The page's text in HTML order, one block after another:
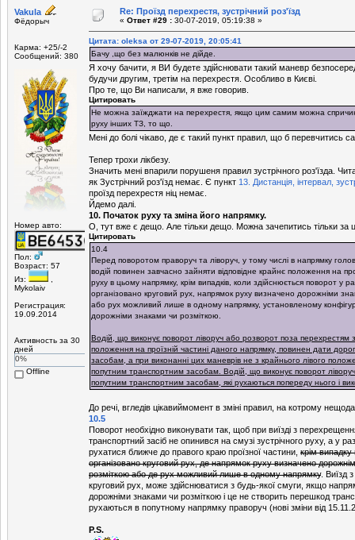
Vakula
Фёдорыч
Карма: +25/-2
Сообщений: 380
Номер авто:
Пол:
Возраст: 57
Из:
,
Mykolaiv
Регистрация:
19.09.2014
Активность за 30
дней
0%
Offline
Re: Проїзд перехрестя, зустрічний роз'їзд
« Ответ #29 : 30-07-2019, 05:19:38 »
Цитата: oleksa от 29-07-2019, 20:05:41
Бачу ,що без малюнків не дійде.
Я хочу бачити, я ВИ будете здійснювати такий маневр
будучи другим, третім на перехрестя. Особливо в Києві.
Про те, що Ви написали, я вже говорив.
Цитировать
Не можна заїжджати на перехрестя, якщо цим самим можна
руху інших ТЗ, то що.
Мені до болі чікаво, де є такий пункт правил, що б перевчитись
Тепер трохи лікбезу.
Значить мені впарили порушеня правил зустрічного роз'їзда.
як Зустрічний роз'їзд немає. Є пункт 13. Дистанція, інтервал,
проїзд перехрестя ніц немає.
Йдемо далі.
10. Початок руху та зміна його напрямку.
О, тут вже є дещо. Але тільки дещо. Можна зачепитись тільки за
Цитировать
10.4
Перед поворотом праворуч та ліворуч, у тому числі в напрямку
водій повинен завчасно зайняти відповідне крайнє положення на
руху в цьому напрямку, крім випадків, коли здійснюється поворот у
організовано круговий рух, напрямок руху визначено дорожніми
або рух можливий лише в одному напрямку, установленому
дорожніми знаками чи розміткою.
Водій, що виконує поворот ліворуч або розворот поза перехрестям з
положення на проїзній частині даного напрямку, повинен дати
засобам, а при виконанні цих маневрів не з крайнього лівого
попутним транспортним засобам. Водій, що виконує поворот
попутним транспортним засобам, які рухаються попереду нього і
До речі, вгледів цікавиймомент в зміні правил, на котрому
10.5
Поворот необхідно виконувати так, щоб при виїзді з
транспортний засіб не опинився на смузі зустрічного руху, а у
рухатися ближче до правого краю проїзної частини, крім випадку
організовано круговий рух, де напрямок руху визначено
розміткою або де рух можливий лише в одному напрямку. Виїзд
круговий рух, може здійснюватися з будь-якої смуги, якщо
дорожніми знаками чи розміткою і це не створить перешкод
рухаються в попутному напрямку праворуч (нові зміни від
P.S.